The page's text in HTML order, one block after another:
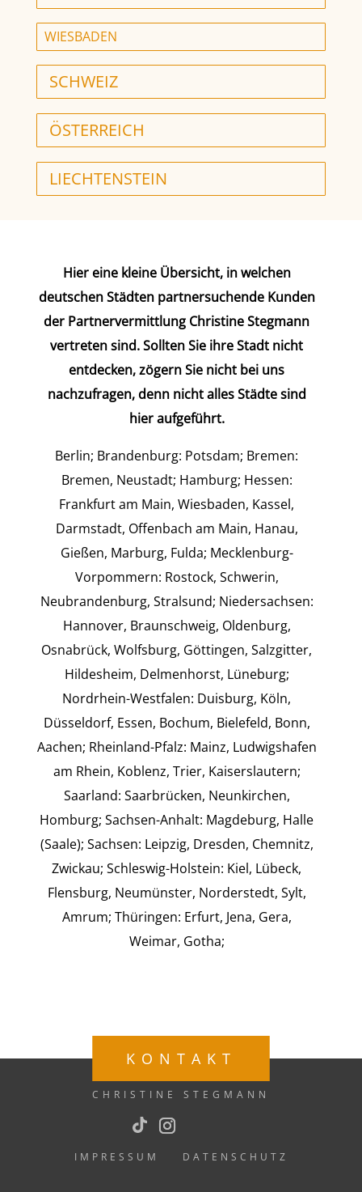
WIESBADEN
SCHWEIZ
ÖSTERREICH
LIECHTENSTEIN
Hier eine kleine Übersicht, in welchen
deutschen Städten partnersuchende Kunden
der Partnervermittlung Christine Stegmann
vertreten sind. Sollten Sie ihre Stadt nicht
entdecken, zögern Sie nicht bei uns
nachzufragen, denn nicht alles Städte sind
hier aufgeführt.
Berlin; Brandenburg: Potsdam; Bremen:
Bremen, Neustadt; Hamburg; Hessen:
Frankfurt am Main, Wiesbaden, Kassel,
Darmstadt, Offenbach am Main, Hanau,
Gießen, Marburg, Fulda; Mecklenburg-
Vorpommern: Rostock, Schwerin,
Neubrandenburg, Stralsund; Niedersachsen:
Hannover, Braunschweig, Oldenburg,
Osnabrück, Wolfsburg, Göttingen, Salzgitter,
Hildesheim, Delmenhorst, Lüneburg;
Nordrhein-Westfalen: Duisburg, Köln,
Düsseldorf, Essen, Bochum, Bielefeld, Bonn,
Aachen; Rheinland-Pfalz: Mainz, Ludwigshafen
am Rhein, Koblenz, Trier, Kaiserslautern;
Saarland: Saarbrücken, Neunkirchen,
Homburg; Sachsen-Anhalt: Magdeburg, Halle
(Saale); Sachsen: Leipzig, Dresden, Chemnitz,
Zwickau; Schleswig-Holstein: Kiel, Lübeck,
Flensburg, Neumünster, Norderstedt, Sylt,
Amrum; Thüringen: Erfurt, Jena, Gera,
Weimar, Gotha;
CHRISTINE STEGMANN
KONTAKT
IMPRESSUM DATENSCHUTZ